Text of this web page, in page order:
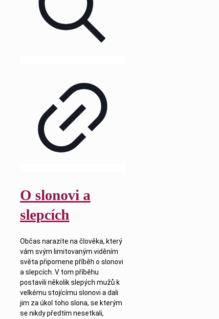
O slonovi a
slepcích
Občas narazíte na člověka, který
vám svým limitovaným viděním
světa připomene příběh o slonovi
a slepcích. V tom příběhu
postavili několik slepých mužů k
velkému stojícímu slonovi a dali
jim za úkol toho slona, se kterým
se nikdy předtím nesetkali,